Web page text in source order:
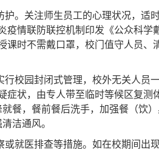
。关注师生员工的心理状况，适
情联防联控机制印发《公众科学
课时不需戴口罩，校门值守人员、
校园封闭式管理，校外无关人员
症状，由专人带至临时等候区复测
餐，餐前餐后洗手，加强餐（饮
洁通风。
就医排查等措施。如在校期间出